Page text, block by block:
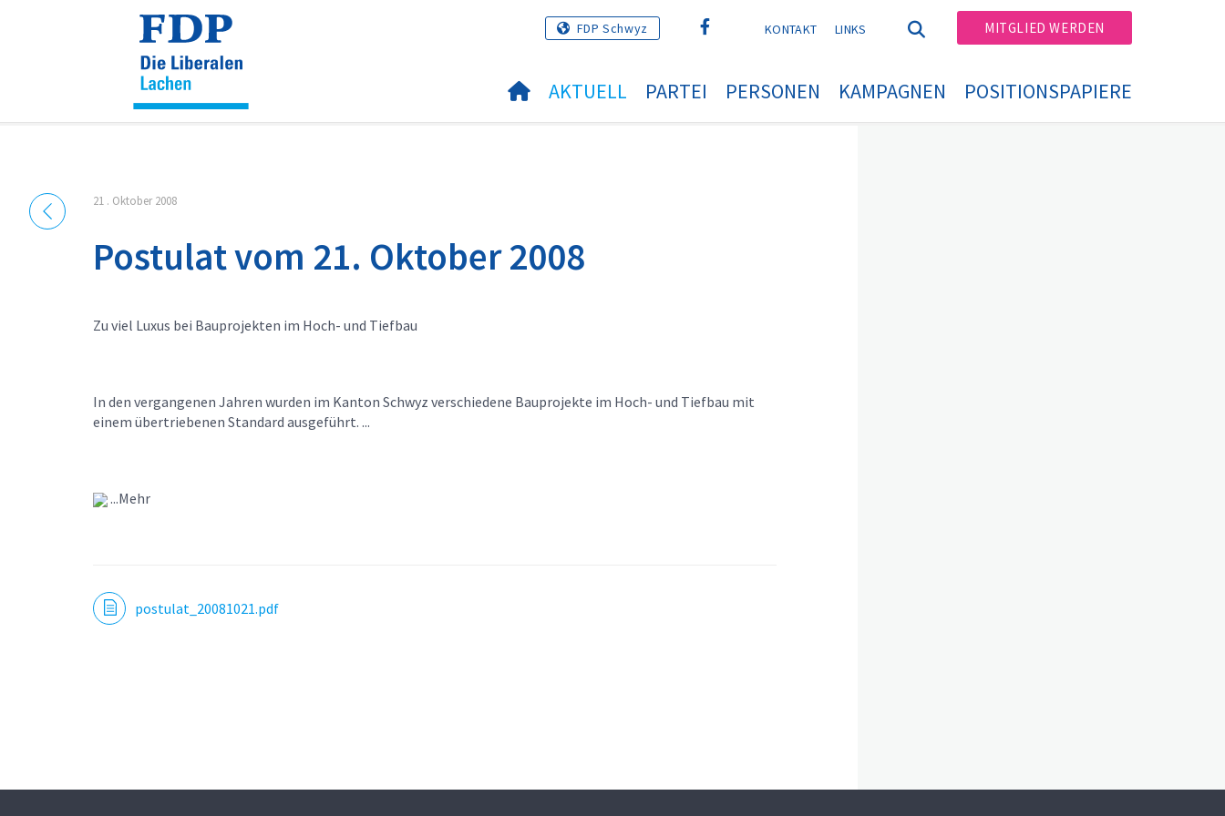
FDP Schwyz KONTAKT LINKS MITGLIED WERDEN
AKTUELL PARTEI PERSONEN KAMPAGNEN POSITIONSPAPIERE
21 . Oktober 2008
Postulat vom 21. Oktober 2008
Zu viel Luxus bei Bauprojekten im Hoch- und Tiefbau
In den vergangenen Jahren wurden im Kanton Schwyz verschiedene Bauprojekte im Hoch- und Tiefbau mit
einem übertriebenen Standard ausgeführt. ...
...Mehr
postulat_20081021.pdf